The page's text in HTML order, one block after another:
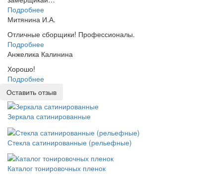
Подробнее
Митянина И.А.
Отличные сборщики! Профессионалы.
Подробнее
Анжелика Калинина
Хорошо!
Подробнее
Оставить отзыв
Зеркала сатинированные
Стекла сатинированные (рельефные)
Каталог тонировочных пленок